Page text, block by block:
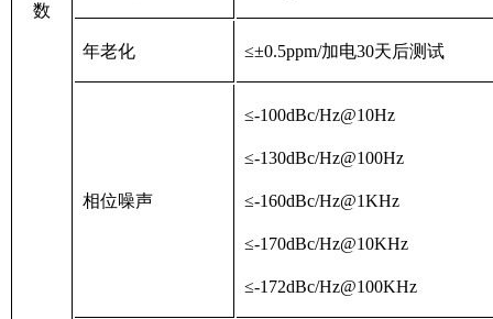
数
年老化 ≤±0.5ppm/加电30天后测试
相位噪声
≤-100dBc/Hz@10Hz
≤-130dBc/Hz@100Hz
≤-160dBc/Hz@1KHz
≤-170dBc/Hz@10KHz
≤-172dBc/Hz@100KHz